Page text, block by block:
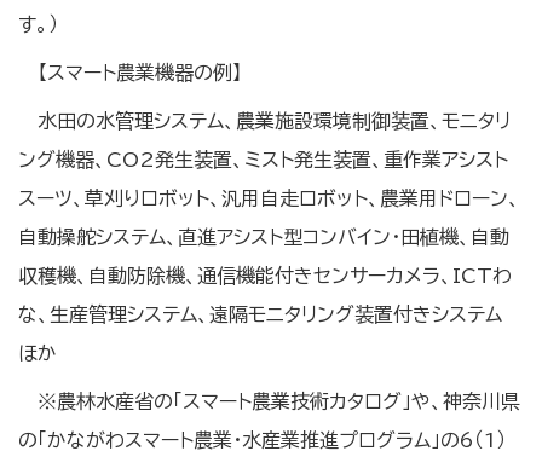
す。）
【スマート農業機器の例】
水田の水管理システム、農業施設環境制御装置、モニタリ
ング機器、CO2発生装置、ミスト発生装置、重作業アシスト
スーツ、草刈りロボット、汎用自走ロボット、農業用ドローン、
自動操舵システム、直進アシスト型コンバイン・田植機、自動
収穫機、自動防除機、通信機能付きセンサーカメラ、ICTわ
な、生産管理システム、遠隔モニタリング装置付きシステム
ほか
※農林水産省の「スマート農業技術カタログ」や、神奈川県
の「かながわスマート農業・水産業推進プログラム」の6（1）